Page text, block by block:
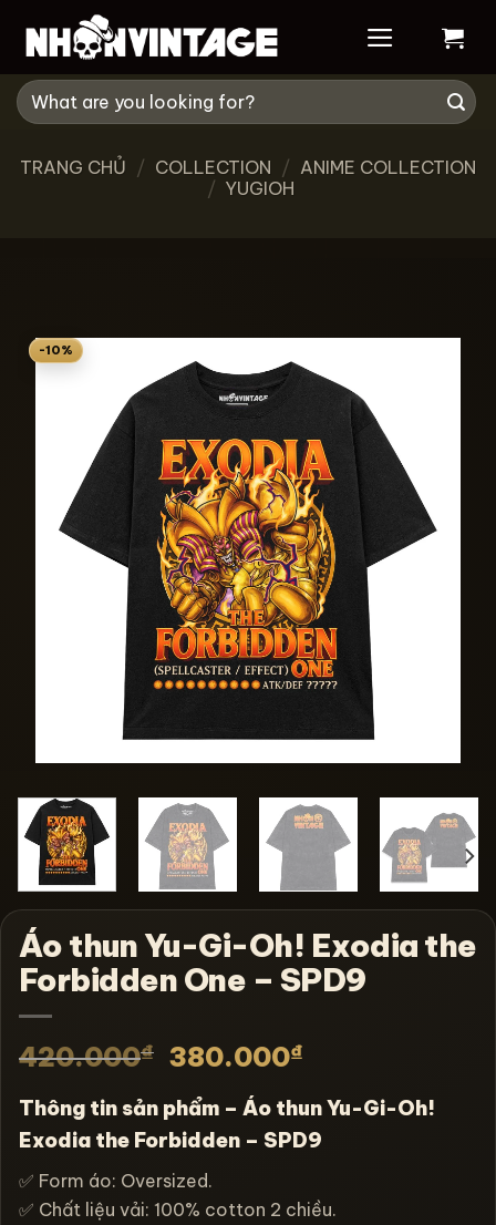
Tìm
kiếm:
TRANG CHỦ / COLLECTION / ANIME COLLECTION
/ YUGIOH
-10%
Áo thun Yu-Gi-Oh! Exodia the
Forbidden One – SPD9
420.000₫ 380.000₫
Thông tin sản phẩm – Áo thun Yu-Gi-Oh!
Exodia the Forbidden – SPD9
✅ Form áo: Oversized.
✅ Chất liệu vải: 100% cotton 2 chiều.